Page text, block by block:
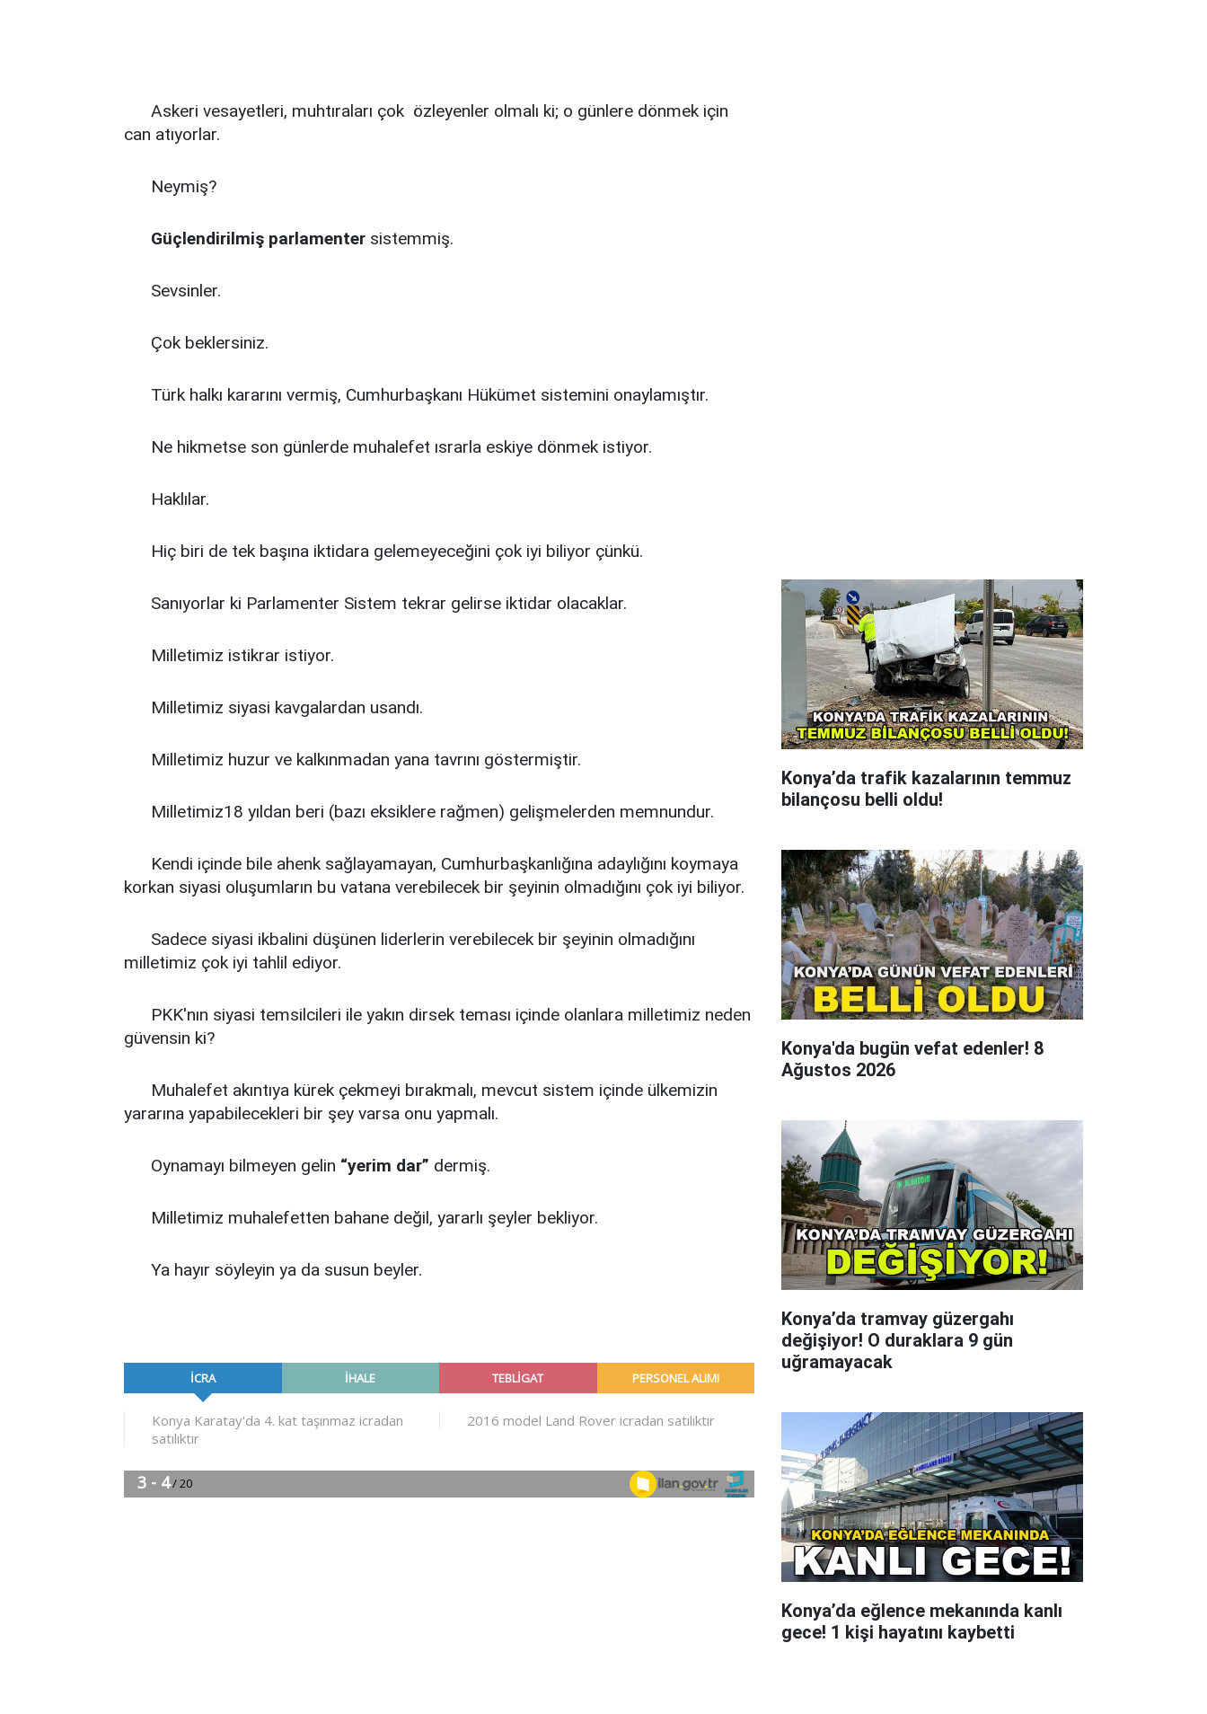
Askeri vesayetleri, muhtıraları çok özleyenler olmalı ki; o günlere dönmek için
can atıyorlar.
Neymiş?
Güçlendirilmiş parlamenter sistemmiş.
Sevsinler.
Çok beklersiniz.
Türk halkı kararını vermiş, Cumhurbaşkanı Hükümet sistemini onaylamıştır.
Ne hikmetse son günlerde muhalefet ısrarla eskiye dönmek istiyor.
Haklılar.
Hiç biri de tek başına iktidara gelemeyeceğini çok iyi biliyor çünkü.
Sanıyorlar ki Parlamenter Sistem tekrar gelirse iktidar olacaklar.
Milletimiz istikrar istiyor.
Milletimiz siyasi kavgalardan usandı.
Milletimiz huzur ve kalkınmadan yana tavrını göstermiştir.
Milletimiz18 yıldan beri (bazı eksiklere rağmen) gelişmelerden memnundur.
Kendi içinde bile ahenk sağlayamayan, Cumhurbaşkanlığına adaylığını koymaya
korkan siyasi oluşumların bu vatana verebilecek bir şeyinin olmadığını çok iyi biliyor.
Sadece siyasi ikbalini düşünen liderlerin verebilecek bir şeyinin olmadığını
milletimiz çok iyi tahlil ediyor.
PKK'nın siyasi temsilcileri ile yakın dirsek teması içinde olanlara milletimiz neden
güvensin ki?
Muhalefet akıntıya kürek çekmeyi bırakmalı, mevcut sistem içinde ülkemizin
yararına yapabilecekleri bir şey varsa onu yapmalı.
Oynamayı bilmeyen gelin “yerim dar” dermiş.
Milletimiz muhalefetten bahane değil, yararlı şeyler bekliyor.
Ya hayır söyleyin ya da susun beyler.
Konya’da trafik kazalarının temmuz
bilançosu belli oldu!
Konya'da bugün vefat edenler! 8
Ağustos 2026
Konya’da tramvay güzergahı
değişiyor! O duraklara 9 gün
uğramayacak
Konya’da eğlence mekanında kanlı
gece! 1 kişi hayatını kaybetti